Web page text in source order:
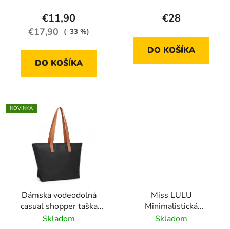
€11,90
€17,90 (–33 %)
DO KOŠÍKA
€28
DO KOŠÍKA
NOVINKA
Dámska vodeodolná
casual shopper taška
LH2240- čierna - 14L
Skladom
Miss LULU
Minimalistická
elegantná kabelka
Skladom